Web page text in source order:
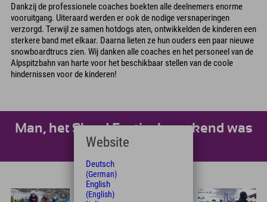
Dankzij de professionele coaches boekten alle deelnemers enorme
vooruitgang. Uiteraard werden er ook de nodige versnaperingen
verzorgd. Terwijl ze samen hotdogs aten, ontwikkelden de kinderen een
sterkere band met elkaar. Daarna lieten ze hun ouders een paar nieuwe
snowboardtrucs zien. Wij danken alle coaches en het personeel van de
Alpspitzbahn van harte voor het beschikbaar stellen van de coole
hindernissen voor de kinderen!
Man, het Shred Festival-weekend was
geweldig!
Website
Deutsch
(German)
English
(English)